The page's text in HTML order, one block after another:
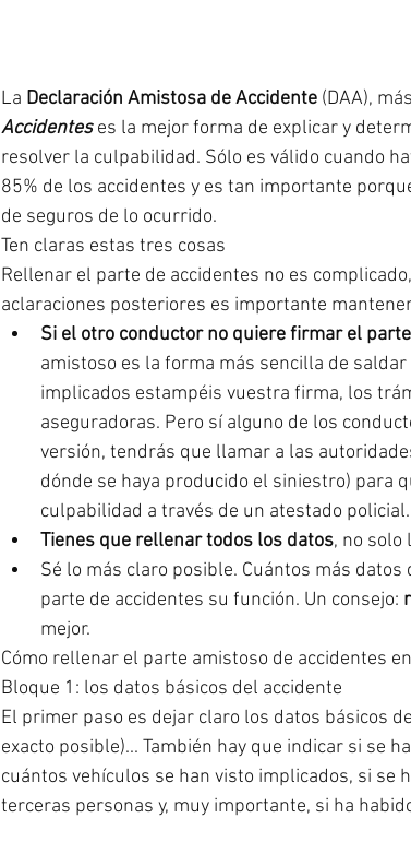
La Declaración Amistosa de Accidente (DAA),
Accidentes es la mejor forma de explicar y
resolver la culpabilidad. Sólo es válido cuando
85% de los accidentes y es tan importante
de seguros de lo ocurrido.
Ten claras estas tres cosas
Rellenar el parte de accidentes no es
aclaraciones posteriores es importante
Si el otro conductor no quiere firmar el
amistoso es la forma más sencilla de
implicados estampéis vuestra firma, los
aseguradoras. Pero sí alguno de los
versión, tendrás que llamar a las
dónde se haya producido el siniestro) para
culpabilidad a través de un atestado policial.
Tienes que rellenar todos los datos, no solo
Sé lo más claro posible. Cuántos más
parte de accidentes su función. Un consejo:
mejor.
Cómo rellenar el parte amistoso de accidentes
Bloque 1: los datos básicos del accidente
El primer paso es dejar claro los datos básicos
exacto posible)... También hay que indicar si se
cuántos vehículos se han visto implicados, si se
terceras personas y, muy importante, si ha